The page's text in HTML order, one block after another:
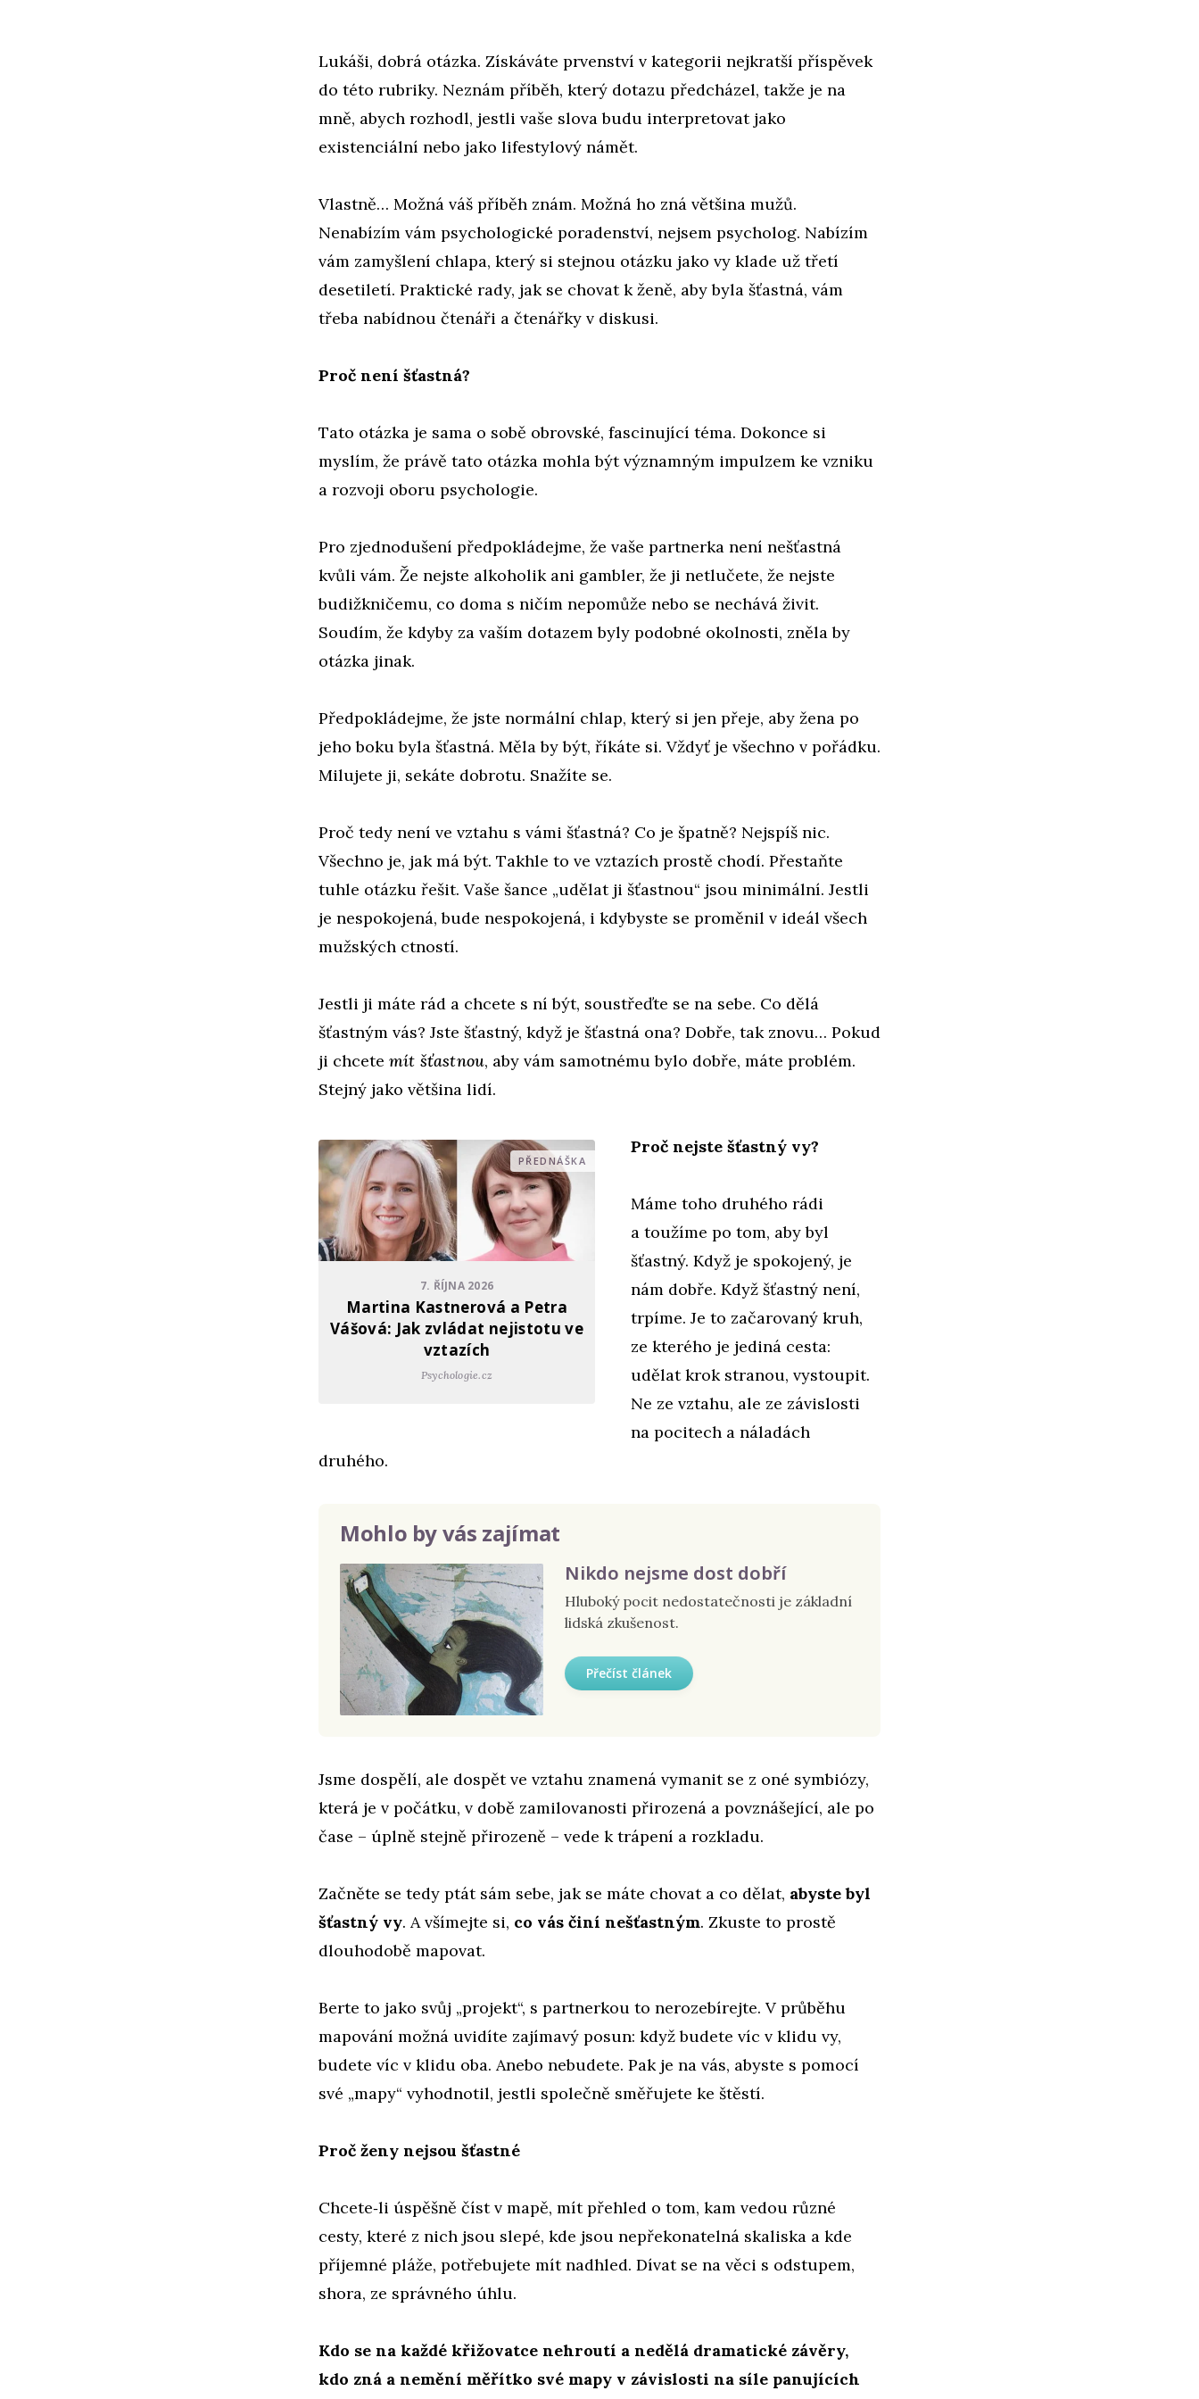
Lukáši, dobrá otázka. Získáváte prvenství v kategorii nejkratší příspěvek
do této rubriky. Neznám příběh, který dotazu předcházel, takže je na
mně, abych rozhodl, jestli vaše slova budu interpretovat jako
existenciální nebo jako lifestylový námět.
Vlastně… Možná váš příběh znám. Možná ho zná většina mužů.
Nenabízím vám psychologické poradenství, nejsem psycholog. Nabízím
vám zamyšlení chlapa, který si stejnou otázku jako vy klade už třetí
desetiletí. Praktické rady, jak se chovat k ženě, aby byla šťastná, vám
třeba nabídnou čtenáři a čtenářky v diskusi.
Proč není šťastná?
Tato otázka je sama o sobě obrovské, fascinující téma. Dokonce si
myslím, že právě tato otázka mohla být významným impulzem ke vzniku
a rozvoji oboru psychologie.
Pro zjednodušení předpokládejme, že vaše partnerka není nešťastná
kvůli vám. Že nejste alkoholik ani gambler, že ji netlučete, že nejste
budižkničemu, co doma s ničím nepomůže nebo se nechává živit.
Soudím, že kdyby za vaším dotazem byly podobné okolnosti, zněla by
otázka jinak.
Předpokládejme, že jste normální chlap, který si jen přeje, aby žena po
jeho boku byla šťastná. Měla by být, říkáte si. Vždyť je všechno v pořádku.
Milujete ji, sekáte dobrotu. Snažíte se.
Proč tedy není ve vztahu s vámi šťastná? Co je špatně? Nejspíš nic.
Všechno je, jak má být. Takhle to ve vztazích prostě chodí. Přestaňte
tuhle otázku řešit. Vaše šance „udělat ji šťastnou“ jsou minimální. Jestli
je nespokojená, bude nespokojená, i kdybyste se proměnil v ideál všech
mužských ctností.
Jestli ji máte rád a chcete s ní být, soustřeďte se na sebe. Co dělá
šťastným vás? Jste šťastný, když je šťastná ona? Dobře, tak znovu… Pokud
ji chcete mít šťastnou, aby vám samotnému bylo dobře, máte problém.
Stejný jako většina lidí.
PŘEDNÁŠKA
7. ŘÍJNA 2026
Martina Kastnerová a Petra
Vášová: Jak zvládat nejistotu ve
vztazích
Psychologie.cz
Proč nejste šťastný vy?
Máme toho druhého rádi
a toužíme po tom, aby byl
šťastný. Když je spokojený, je
nám dobře. Když šťastný není,
trpíme. Je to začarovaný kruh,
ze kterého je jediná cesta:
udělat krok stranou, vystoupit.
Ne ze vztahu, ale ze závislosti
na pocitech a náladách
druhého.
Mohlo by vás zajímat
Nikdo nejsme dost dobří
Hluboký pocit nedostatečnosti je základní
lidská zkušenost.
Přečíst článek
Jsme dospělí, ale dospět ve vztahu znamená vymanit se z oné symbiózy,
která je v počátku, v době zamilovanosti přirozená a povznášející, ale po
čase – úplně stejně přirozeně – vede k trápení a rozkladu.
Začněte se tedy ptát sám sebe, jak se máte chovat a co dělat, abyste byl
šťastný vy. A všímejte si, co vás činí nešťastným. Zkuste to prostě
dlouhodobě mapovat.
Berte to jako svůj „projekt“, s partnerkou to nerozebírejte. V průběhu
mapování možná uvidíte zajímavý posun: když budete víc v klidu vy,
budete víc v klidu oba. Anebo nebudete. Pak je na vás, abyste s pomocí
své „mapy“ vyhodnotil, jestli společně směřujete ke štěstí.
Proč ženy nejsou šťastné
Chcete‑li úspěšně číst v mapě, mít přehled o tom, kam vedou různé
cesty, které z nich jsou slepé, kde jsou nepřekonatelná skaliska a kde
příjemné pláže, potřebujete mít nadhled. Dívat se na věci s odstupem,
shora, ze správného úhlu.
Kdo se na každé křižovatce nehroutí a nedělá dramatické závěry,
kdo zná a nemění měřítko své mapy v závislosti na síle panujících